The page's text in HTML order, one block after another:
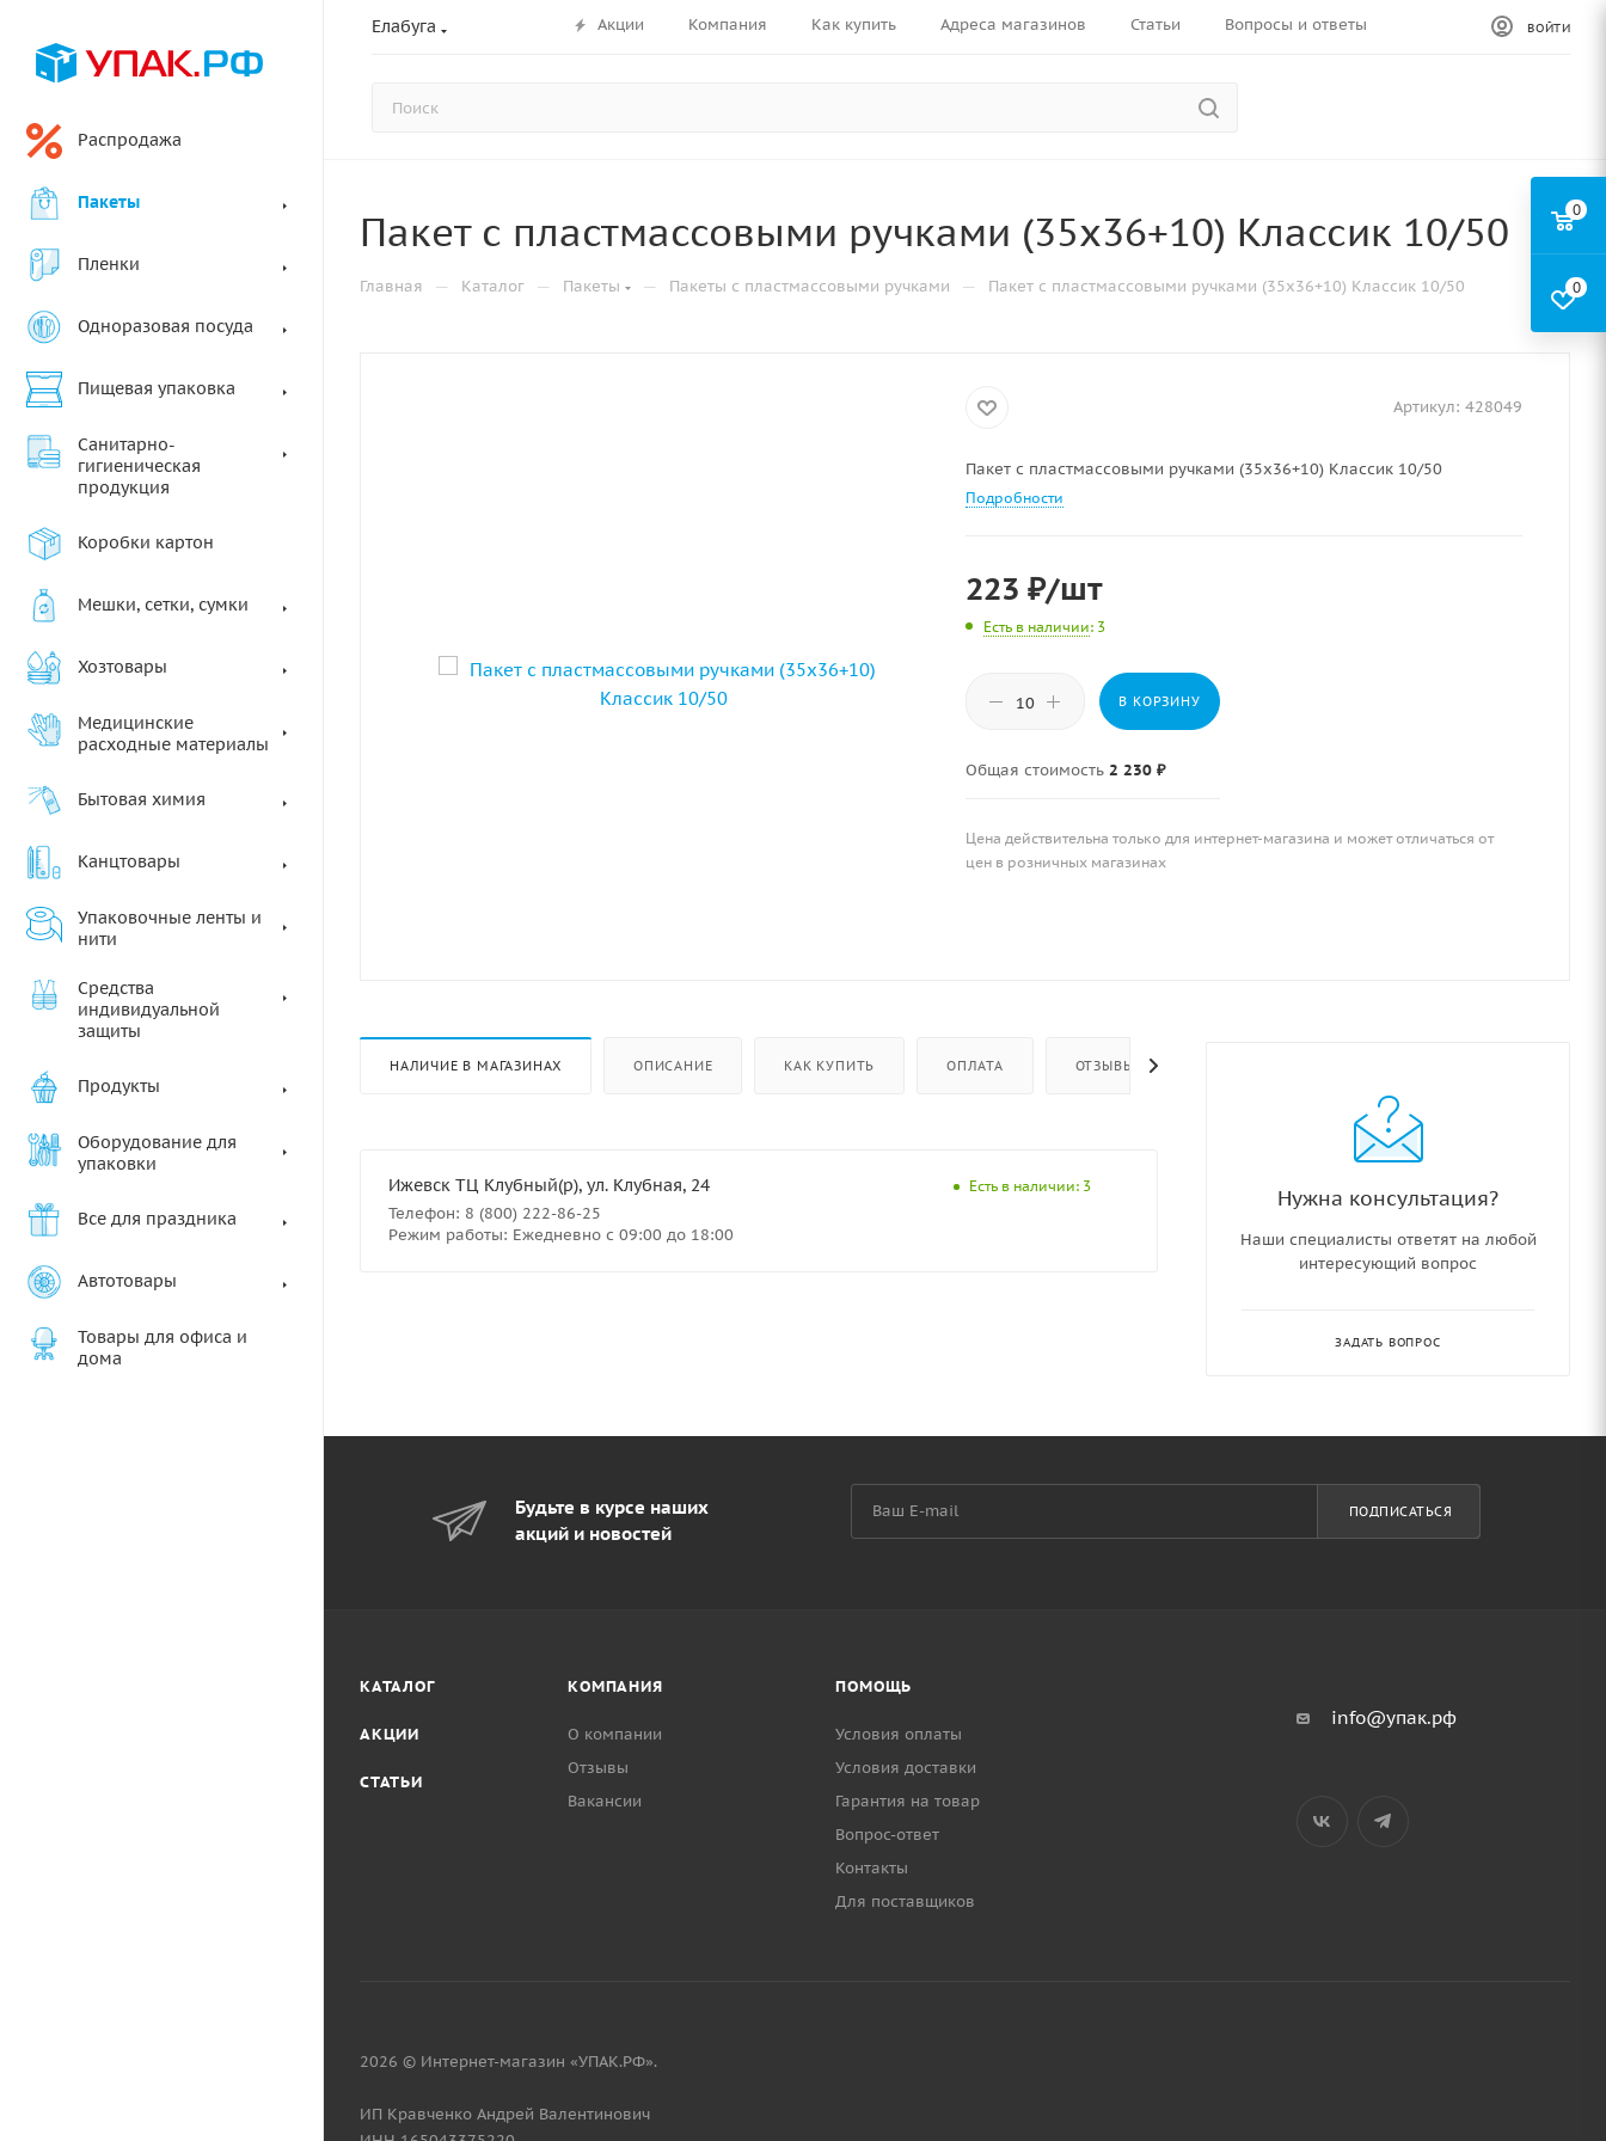
Елабуга Акции Компания Как купить Адреса магазинов Статьи Вопросы и ответы ВОЙТИ
Распродажа
Пакеты
Пленки
Одноразовая посуда
Пищевая упаковка
Санитарно-
гигиеническая
продукция
Коробки картон
Мешки, сетки, сумки
Хозтовары
Медицинские
расходные материалы
Бытовая химия
Канцтовары
Упаковочные ленты и
нити
Средства
индивидуальной
защиты
Продукты
Оборудование для
упаковки
Все для праздника
Автотовары
Товары для офиса и
дома
Пакет с пластмассовыми ручками (35х36+10) Классик 10/50
Главная — Каталог — Пакеты — Пакеты с пластмассовыми ручками — Пакет с пластмассовыми ручками (35х36+10) Классик 10/50
Артикул: 428049
Пакет с пластмассовыми ручками (35х36+10) Классик 10/50
Подробности
223 ₽/шт
Есть в наличии: 3
В КОРЗИНУ
Общая стоимость 2 230 ₽
Цена действительна только для интернет-магазина и может отличаться от
цен в розничных магазинах
НАЛИЧИЕ В МАГАЗИНАХ ОПИСАНИЕ КАК КУПИТЬ ОПЛАТА ОТЗЫВЫ
Ижевск ТЦ Клубный(р), ул. Клубная, 24
Телефон: 8 (800) 222-86-25
Режим работы: Ежедневно с 09:00 до 18:00
Есть в наличии: 3 Нужна консультация?
Наши специалисты ответят на любой
интересующий вопрос
ЗАДАТЬ ВОПРОС
Будьте в курсе наших
акций и новостей
ПОДПИСАТЬСЯ
КАТАЛОГ
АКЦИИ
СТАТЬИ
КОМПАНИЯ
О компании
Отзывы
Вакансии
ПОМОЩЬ
Условия оплаты
Условия доставки
Гарантия на товар
Вопрос-ответ
Контакты
Для поставщиков
info@упак.рф
2026 © Интернет-магазин «УПАК.РФ».
ИП Кравченко Андрей Валентинович
0
0